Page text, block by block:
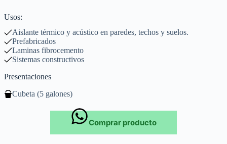
Usos:
Aislante térmico y acústico en paredes, techos y suelos.
Prefabricados
Laminas fibrocemento
Sistemas constructivos
Presentaciones
Cubeta (5 galones)
Comprar producto